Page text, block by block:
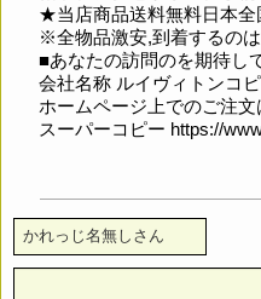
★当店商品送料無料日本全
※全物品激安,到着するのは
■あなたの訪問のを期待
会社名称 ルイヴィトンコ
ホームページ上でのご注
スーパーコピー https://